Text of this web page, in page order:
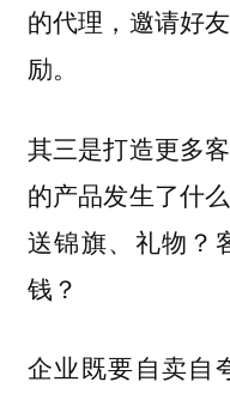
的代理，邀请好
励。
其三是打造更多
的产品发生了什
送锦旗、礼物？
钱？
企业既要自卖自